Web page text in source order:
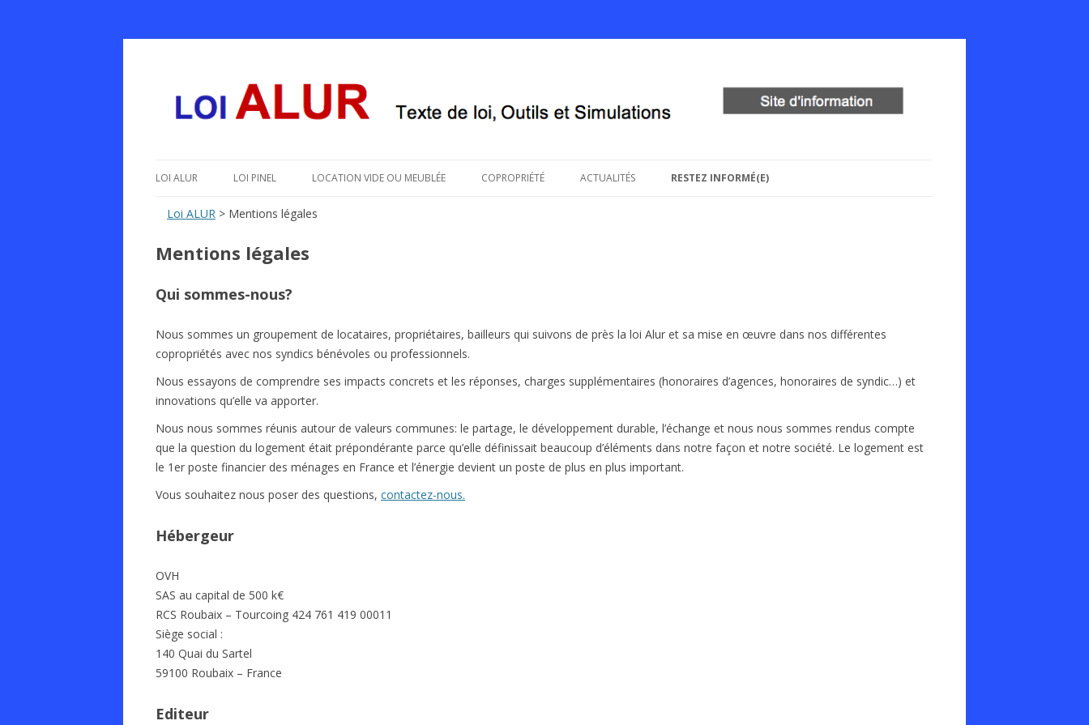
LOI ALUR LOI PINEL LOCATION VIDE OU MEUBLÉE COPROPRIÉTÉ ACTUALITÉS RESTEZ INFORMÉ(E)
Loi ALUR > Mentions légales
Mentions légales
Qui sommes-nous?
Nous sommes un groupement de locataires, propriétaires, bailleurs qui suivons de près la loi Alur et sa mise en œuvre dans nos différentes
copropriétés avec nos syndics bénévoles ou professionnels.
Nous essayons de comprendre ses impacts concrets et les réponses, charges supplémentaires (honoraires d’agences, honoraires de syndic…) et
innovations qu’elle va apporter.
Nous nous sommes réunis autour de valeurs communes: le partage, le développement durable, l’échange et nous nous sommes rendus compte
que la question du logement était prépondérante parce qu’elle définissait beaucoup d’éléments dans notre façon et notre société. Le logement est
le 1er poste financier des ménages en France et l’énergie devient un poste de plus en plus important.
Vous souhaitez nous poser des questions, contactez-nous.
Hébergeur
OVH
SAS au capital de 500 k€
RCS Roubaix – Tourcoing 424 761 419 00011
Siège social :
140 Quai du Sartel
59100 Roubaix – France
Editeur